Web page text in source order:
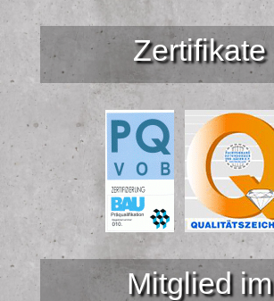
Zertifikate
Mitglied im